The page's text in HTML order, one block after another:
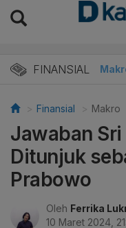
FINANSIAL
Finansial Makro
Jawaban
Ditunjuk
Prabowo
Oleh Ferrika
10 Maret 2024,